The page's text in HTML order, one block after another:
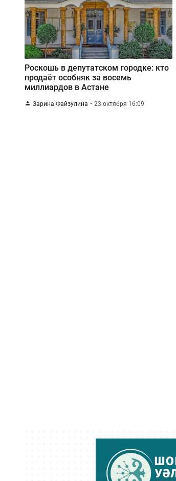
Роскошь в депутатском городке: кто
продаёт особняк за восемь
миллиардов в Астане
Зарина Файзулина 23 октября 16:09